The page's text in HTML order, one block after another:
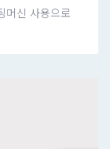
머신 사용으로